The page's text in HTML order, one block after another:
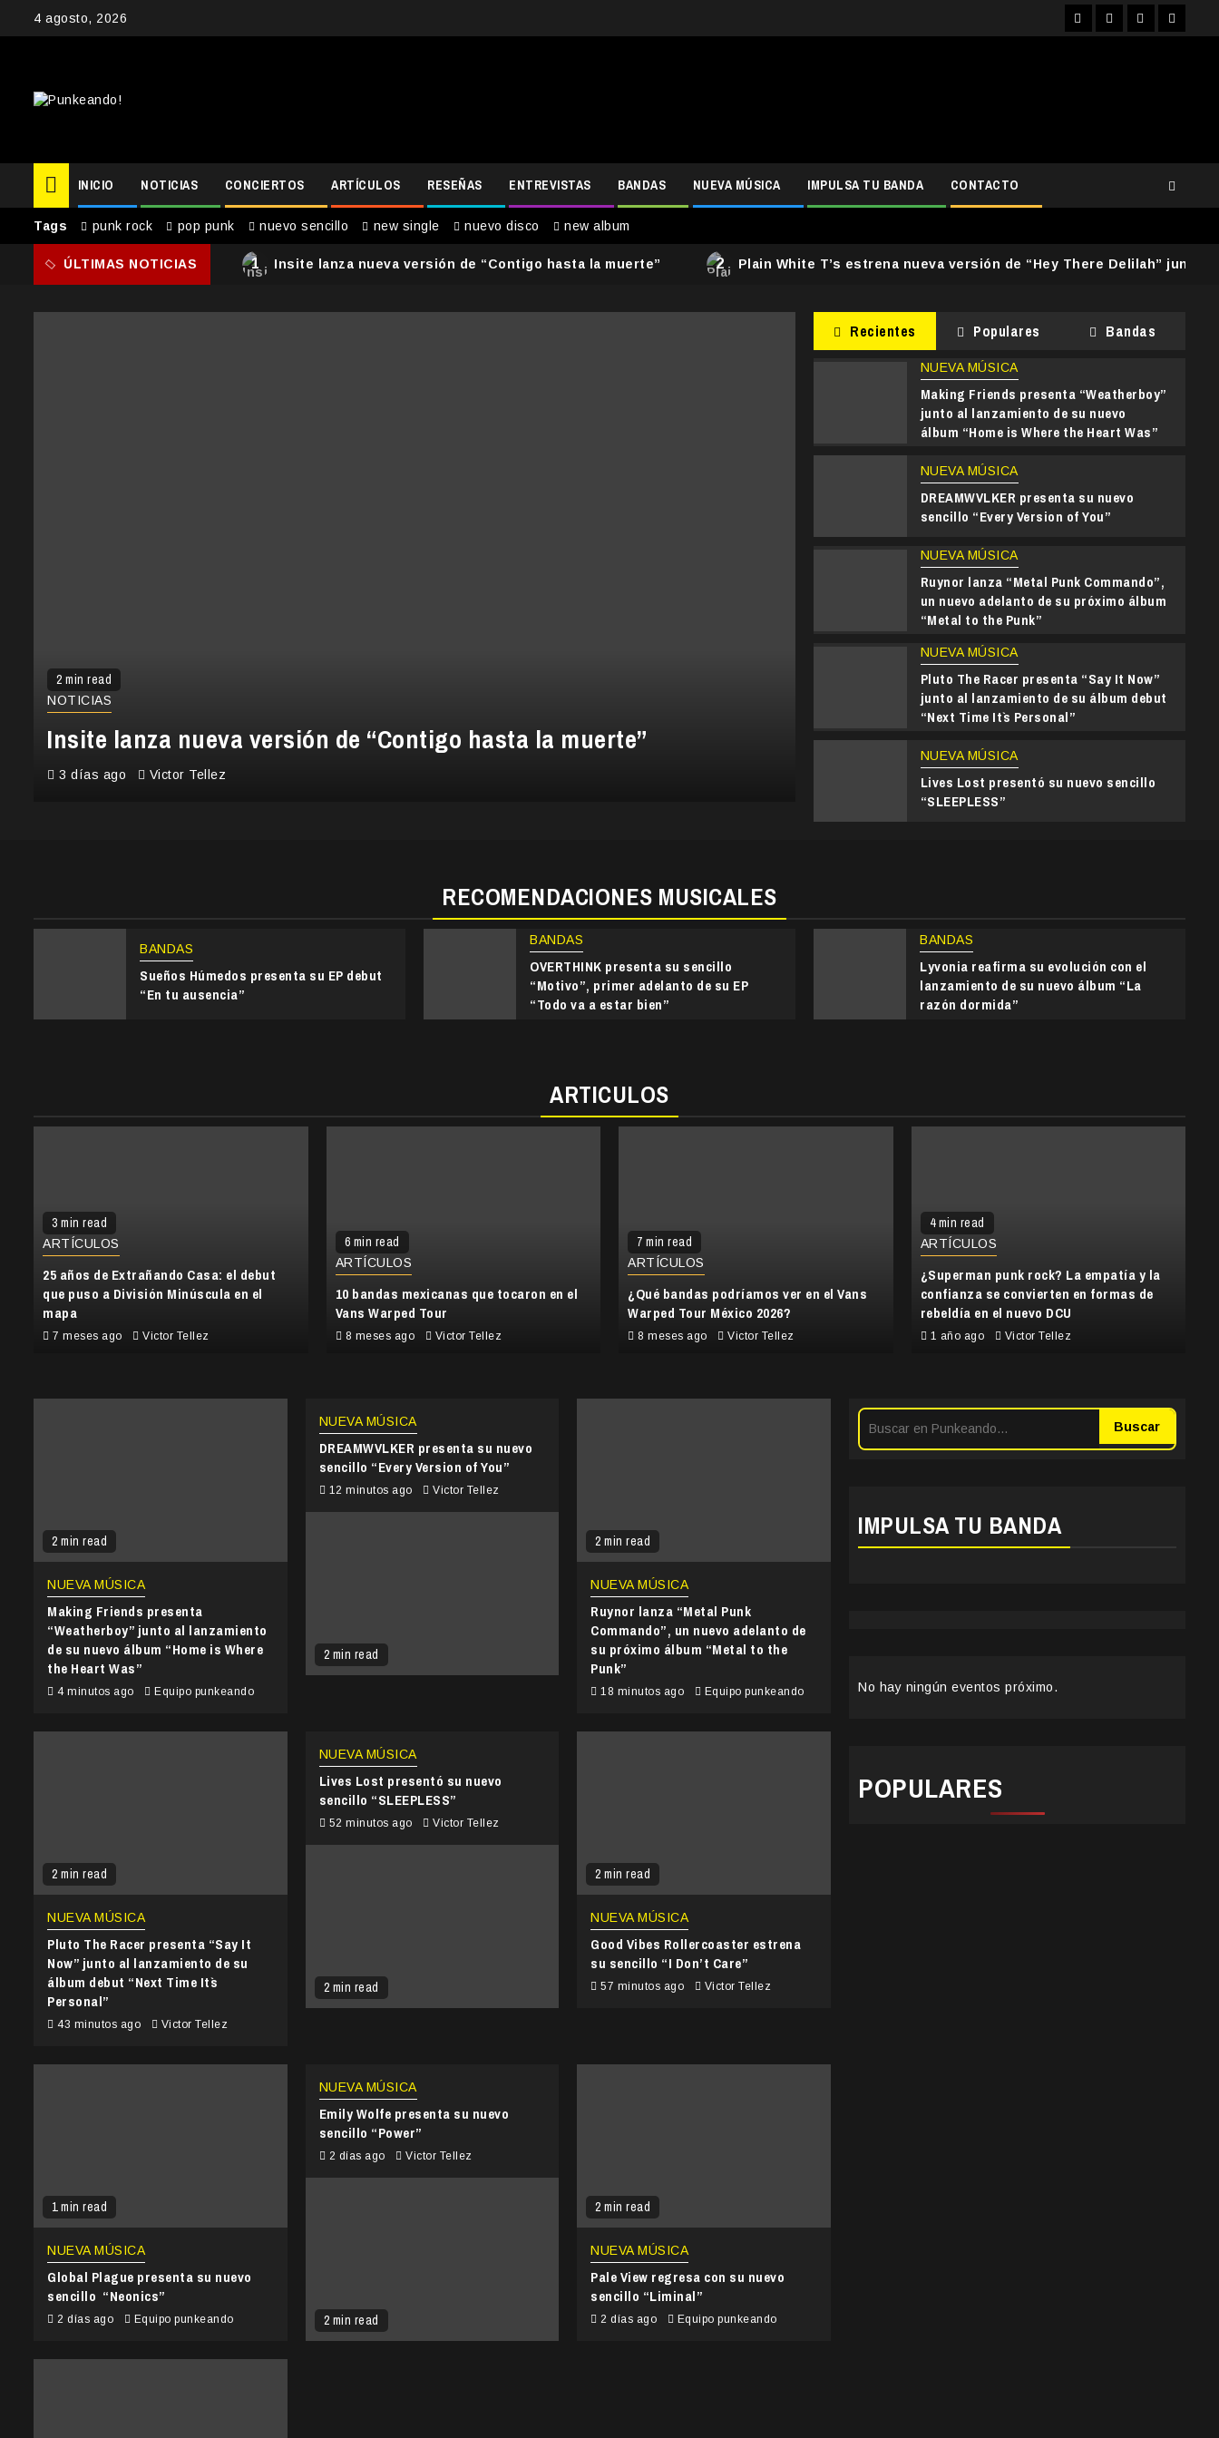
4 agosto, 2026 FacebookInstagram
YouTubeTwitter
INICIO NOTICIAS CONCIERTOS ARTÍCULOS RESEÑAS ENTREVISTAS BANDAS NUEVA MÚSICA IMPULSA TU BANDA CONTACTO
Tags punk rock pop punk nuevo sencillo new single nuevo disco new album
ÚLTIMAS NOTICIAS 1 Insite lanza nueva versión de “Contigo hasta la muerte” 2 Plain White T’s estrena nueva versión de “Hey There Delilah” junto
2 min read
NOTICIAS
Insite lanza nueva versión de “Contigo hasta la muerte”
3 días ago Victor Tellez
2 min read
Plain White T’s estrena nueva
a LØLØ
Victor Tellez
Recientes Populares Bandas
NUEVA MÚSICA
Making Friends presenta “Weatherboy”
junto al lanzamiento de su nuevo
álbum “Home is Where the Heart Was”
NUEVA MÚSICA
DREAMWVLKER presenta su nuevo
sencillo “Every Version of You”
NUEVA MÚSICA
Ruynor lanza “Metal Punk Commando”,
un nuevo adelanto de su próximo álbum
“Metal to the Punk”
NUEVA MÚSICA
Pluto The Racer presenta “Say It Now”
junto al lanzamiento de su álbum debut
“Next Time It`s Personal”
NUEVA MÚSICA
Lives Lost presentó su nuevo sencillo
“SLEEPLESS”
RECOMENDACIONES MUSICALES
BANDAS
Sueños Húmedos presenta su EP debut
“En tu ausencia”
BANDAS
OVERTHINK presenta su sencillo
“Motivo”, primer adelanto de su EP
“Todo va a estar bien”
BANDAS
Lyvonia reafirma su evolución con el
lanzamiento de su nuevo álbum “La
razón dormida”
ARTICULOS
3 min read
ARTÍCULOS
25 años de Extrañando Casa: el debut
que puso a División Minúscula en el
mapa
7 meses ago Victor Tellez
6 min read
ARTÍCULOS
10 bandas mexicanas que tocaron en el
Vans Warped Tour
8 meses ago Victor Tellez
7 min read
ARTÍCULOS
¿Qué bandas podríamos ver en el Vans
Warped Tour México 2026?
8 meses ago Victor Tellez
4 min read
ARTÍCULOS
¿Superman punk rock? La empatía y la
confianza se convierten en formas de
rebeldía en el nuevo DCU
1 año ago Victor Tellez
2 min read
NUEVA MÚSICA
Making Friends presenta
“Weatherboy” junto al lanzamiento
de su nuevo álbum “Home is Where
the Heart Was”
4 minutos ago Equipo punkeando
2 min read
NUEVA MÚSICA
DREAMWVLKER presenta su nuevo
sencillo “Every Version of You”
12 minutos ago Victor Tellez
2 min read
NUEVA MÚSICA
Ruynor lanza “Metal Punk
Commando”, un nuevo adelanto de
su próximo álbum “Metal to the
Punk”
18 minutos ago Equipo punkeando
2 min read
NUEVA MÚSICA
Pluto The Racer presenta “Say It
Now” junto al lanzamiento de su
álbum debut “Next Time It`s
Personal”
43 minutos ago Victor Tellez
2 min read
NUEVA MÚSICA
Lives Lost presentó su nuevo
sencillo “SLEEPLESS”
52 minutos ago Victor Tellez
2 min read
NUEVA MÚSICA
Good Vibes Rollercoaster estrena
su sencillo “I Don’t Care”
57 minutos ago Victor Tellez
1 min read
NUEVA MÚSICA
Global Plague presenta su nuevo
sencillo “Neonics”
2 días ago Equipo punkeando 2 min read
NUEVA MÚSICA
Emily Wolfe presenta su nuevo
sencillo “Power”
2 días ago Victor Tellez
2 min read
NUEVA MÚSICA
Pale View regresa con su nuevo
sencillo “Liminal”
2 días ago Equipo punkeando
Buscar
IMPULSA TU BANDA
No hay ningún eventos próximo.
POPULARES